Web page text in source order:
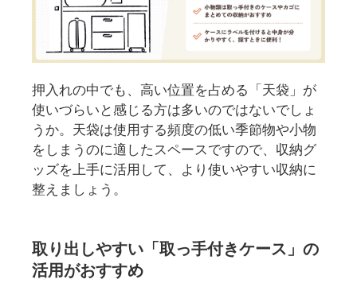
押入れの中でも、高い位置を占める「天袋」が
使いづらいと感じる方は多いのではないでしょ
うか。天袋は使用する頻度の低い季節物や小物
をしまうのに適したスペースですので、収納グ
ッズを上手に活用して、より使いやすい収納に
整えましょう。
取り出しやすい「取っ手付きケース」の
活用がおすすめ